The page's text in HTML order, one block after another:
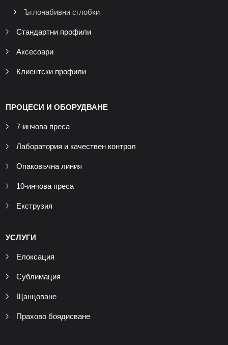
Ъглонабивни сглобки
Стандартни профили
Аксесоари
Клиентски профили
ПРОЦЕСИ И ОБОРУДВАНЕ
7-инчова преса
Лаборатория и качествен контрол
Опаковъчна линия
10-инчова преса
Екструзия
УСЛУГИ
Елоксация
Сублимация
Щанцоване
Прахово боядисване